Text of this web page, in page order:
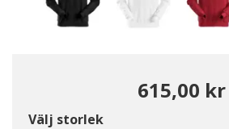
615,00 kr
Välj storlek